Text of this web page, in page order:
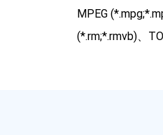
MPEG
(*.rm;*.rmvb)、